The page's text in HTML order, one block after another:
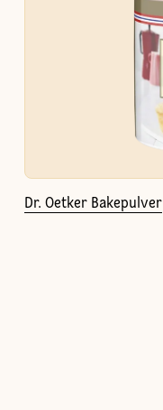
Dr. Oetker Bakepulver